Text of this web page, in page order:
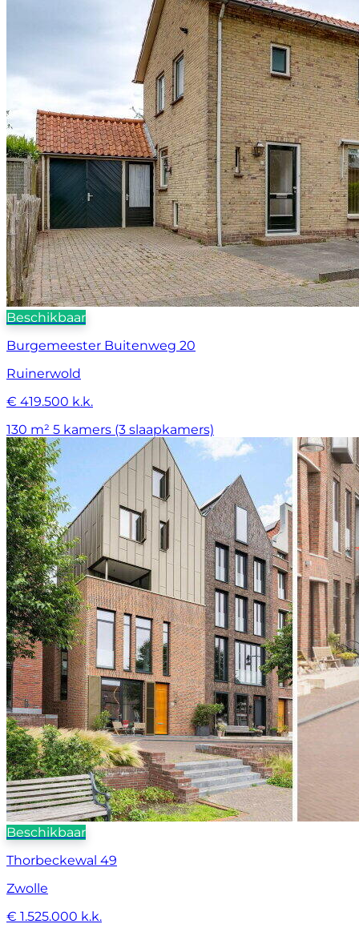
Beschikbaar
Burgemeester Buitenweg 20
Ruinerwold
€ 419.500 k.k.
130 m² 5 kamers (3 slaapkamers)
Beschikbaar
Thorbeckewal 49
Zwolle
€ 1.525.000 k.k.